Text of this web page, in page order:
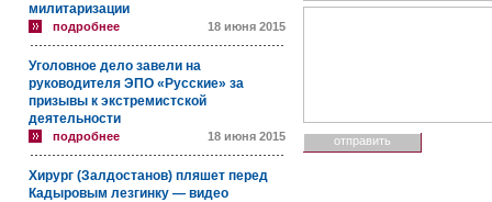
милитаризации
подробнее 18 июня 2015
Уголовное дело завели на
руководителя ЭПО «Русские» за
призывы к экстремистской
деятельности
подробнее 18 июня 2015
Хирург (Залдостанов) пляшет перед
Кадыровым лезгинку — видео